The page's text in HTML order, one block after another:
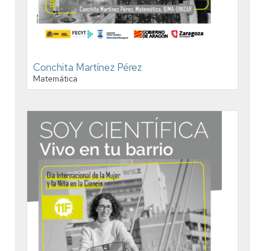
Conchita Martínez Pérez
Matemática